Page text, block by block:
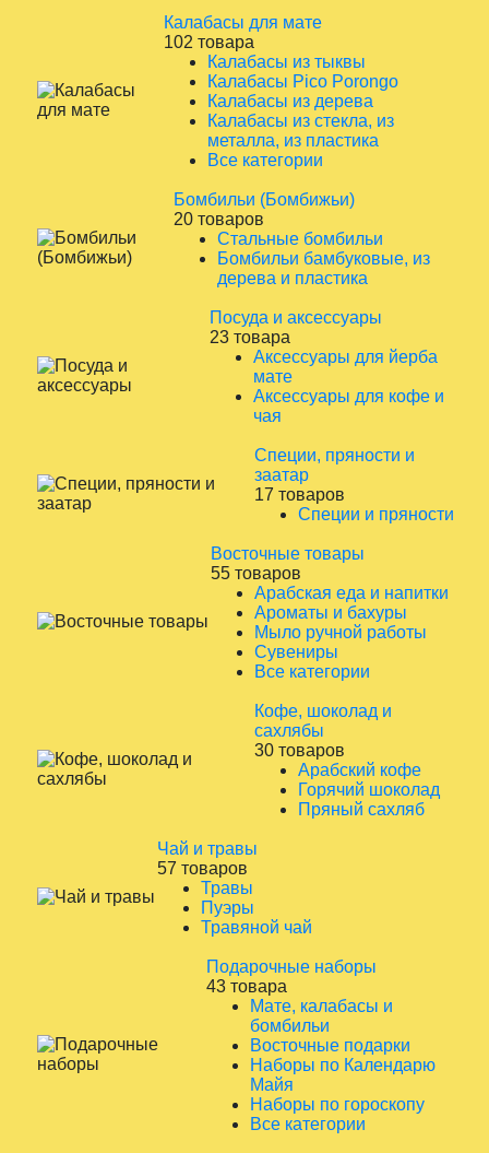
Калабасы для мате
102 товара
Калабасы из тыквы
Калабасы Pico Porongo
Калабасы из дерева
Калабасы из стекла, из
металла, из пластика
Все категории
Бомбильи (Бомбижьи)
20 товаров
Стальные бомбильи
Бомбильи бамбуковые, из
дерева и пластика
Посуда и аксессуары
23 товара
Аксессуары для йерба
мате
Аксессуары для кофе и
чая
Специи, пряности и
заатар
17 товаров
Специи и пряности
Восточные товары
55 товаров
Арабская еда и напитки
Ароматы и бахуры
Мыло ручной работы
Сувениры
Все категории
Кофе, шоколад и
сахлябы
30 товаров
Арабский кофе
Горячий шоколад
Пряный сахляб
Чай и травы
57 товаров
Травы
Пуэры
Травяной чай
Подарочные наборы
43 товара
Мате, калабасы и
бомбильи
Восточные подарки
Наборы по Календарю
Майя
Наборы по гороскопу
Все категории